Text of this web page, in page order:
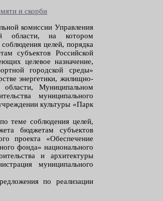
и скорби
комиссии Управления
области, на котором
целей, порядка
субъектов Российской
целевое назначение,
городской среды»
энергетики, жилищно-
области, Муниципальном
муниципального
культуры «Парк
теме соблюдения целей,
бюджетам субъектов
проекта «Обеспечение
фонда» национального
и архитектуры
муниципального
по реализации